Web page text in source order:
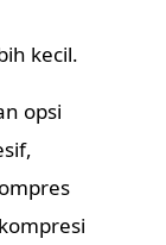
kecil.
opsi